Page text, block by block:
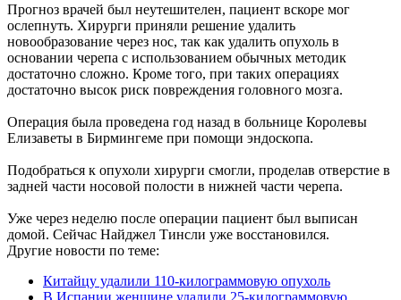
Прогноз врачей был неутешителен, пациент вскоре мог
ослепнуть. Хирурги приняли решение удалить
новообразование через нос, так как удалить опухоль в
основании черепа с использованием обычных методик
достаточно сложно. Кроме того, при таких операциях
достаточно высок риск повреждения головного мозга.
Операция была проведена год назад в больнице Королевы
Елизаветы в Бирмингеме при помощи эндоскопа.
Подобраться к опухоли хирурги смогли, проделав отверстие в
задней части носовой полости в нижней части черепа.
Уже через неделю после операции пациент был выписан
домой. Сейчас Найджел Тинсли уже восстановился.
Другие новости по теме:
Китайцу удалили 110-килограммовую опухоль
В Испании женщине удалили 25-килограммовую